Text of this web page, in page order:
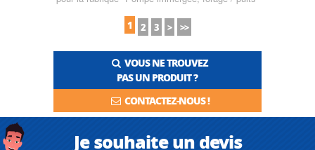
1
2 3 > >>
VOUS NE TROUVEZ
PAS UN PRODUIT ?
CONTACTEZ-NOUS !
Je souhaite un devis